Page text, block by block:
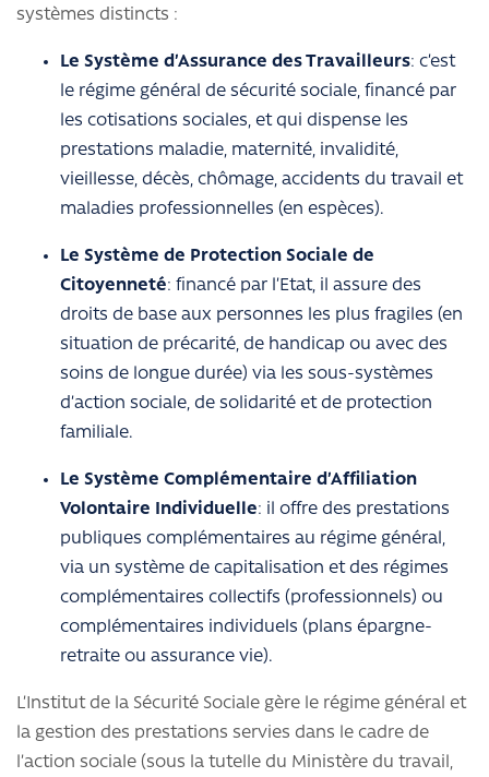
systèmes distincts :
Le Système d’Assurance des Travailleurs: c’est
le régime général de sécurité sociale, financé par
les cotisations sociales, et qui dispense les
prestations maladie, maternité, invalidité,
vieillesse, décès, chômage, accidents du travail et
maladies professionnelles (en espèces).
Le Système de Protection Sociale de
Citoyenneté: financé par l’Etat, il assure des
droits de base aux personnes les plus fragiles (en
situation de précarité, de handicap ou avec des
soins de longue durée) via les sous-systèmes
d’action sociale, de solidarité et de protection
familiale.
Le Système Complémentaire d’Affiliation
Volontaire Individuelle: il offre des prestations
publiques complémentaires au régime général,
via un système de capitalisation et des régimes
complémentaires collectifs (professionnels) ou
complémentaires individuels (plans épargne-
retraite ou assurance vie).
L’Institut de la Sécurité Sociale gère le régime général et
la gestion des prestations servies dans le cadre de
l’action sociale (sous la tutelle du Ministère du travail,